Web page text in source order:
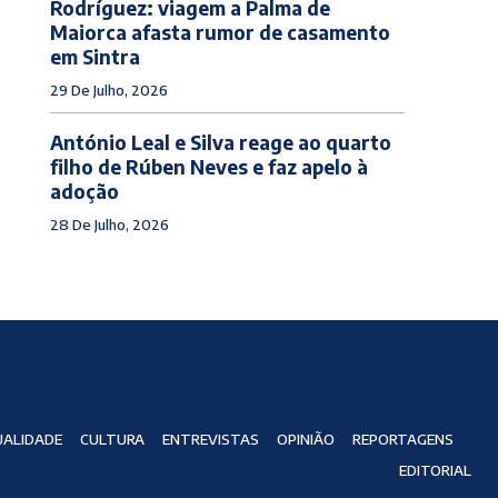
Rodríguez: viagem a Palma de
Maiorca afasta rumor de casamento
em Sintra
29 De Julho, 2026
António Leal e Silva reage ao quarto
filho de Rúben Neves e faz apelo à
adoção
28 De Julho, 2026
CULTURA ENTREVISTAS OPINIÃO
REPORTAGENS
EDITORIAL